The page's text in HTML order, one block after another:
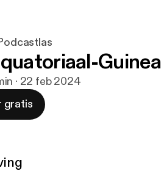
Guinea
· 22 feb 2024
gratis